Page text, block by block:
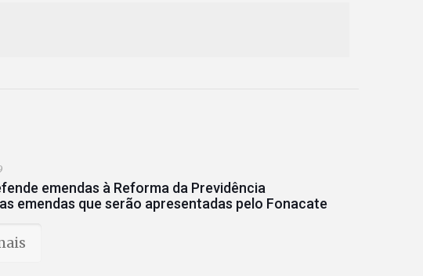
emendas à Reforma da Previdência
emendas que serão apresentadas pelo Fonacate